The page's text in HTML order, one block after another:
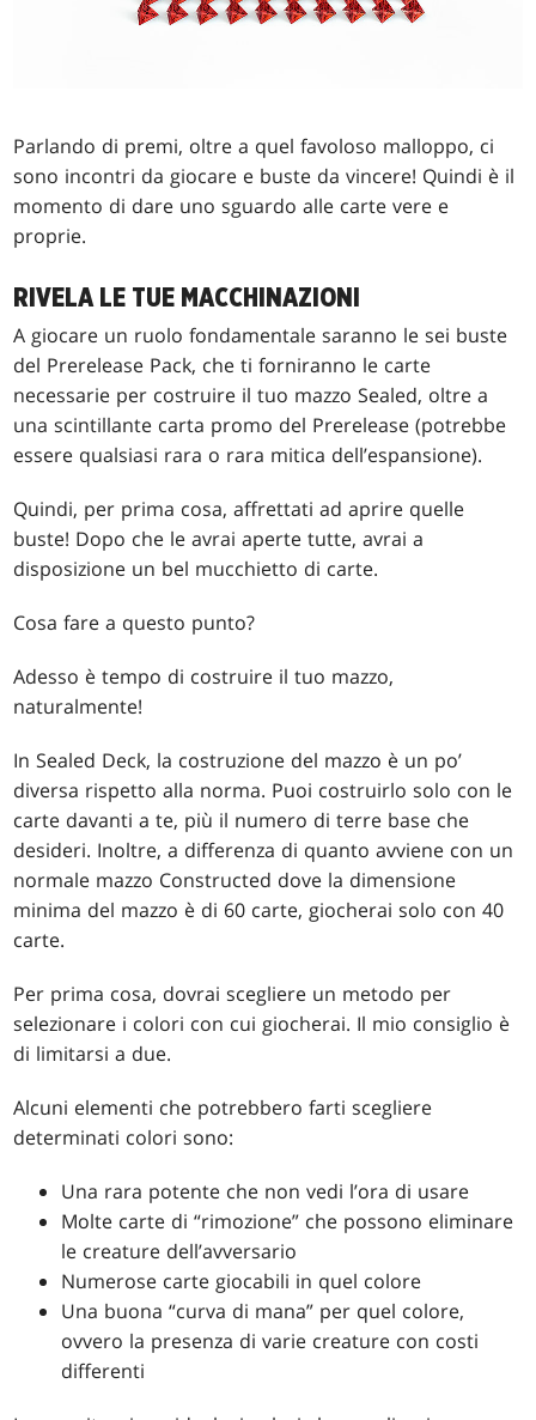
Parlando di premi, oltre a quel favoloso malloppo, ci
sono incontri da giocare e buste da vincere! Quindi è il
momento di dare uno sguardo alle carte vere e
proprie.
RIVELA LE TUE MACCHINAZIONI
A giocare un ruolo fondamentale saranno le sei buste
del Prerelease Pack, che ti forniranno le carte
necessarie per costruire il tuo mazzo Sealed, oltre a
una scintillante carta promo del Prerelease (potrebbe
essere qualsiasi rara o rara mitica dell’espansione).
Quindi, per prima cosa, affrettati ad aprire quelle
buste! Dopo che le avrai aperte tutte, avrai a
disposizione un bel mucchietto di carte.
Cosa fare a questo punto?
Adesso è tempo di costruire il tuo mazzo,
naturalmente!
In Sealed Deck, la costruzione del mazzo è un po’
diversa rispetto alla norma. Puoi costruirlo solo con le
carte davanti a te, più il numero di terre base che
desideri. Inoltre, a differenza di quanto avviene con un
normale mazzo Constructed dove la dimensione
minima del mazzo è di 60 carte, giocherai solo con 40
carte.
Per prima cosa, dovrai scegliere un metodo per
selezionare i colori con cui giocherai. Il mio consiglio è
di limitarsi a due.
Alcuni elementi che potrebbero farti scegliere
determinati colori sono:
Una rara potente che non vedi l’ora di usare
Molte carte di “rimozione” che possono eliminare
le creature dell’avversario
Numerose carte giocabili in quel colore
Una buona “curva di mana” per quel colore,
ovvero la presenza di varie creature con costi
differenti